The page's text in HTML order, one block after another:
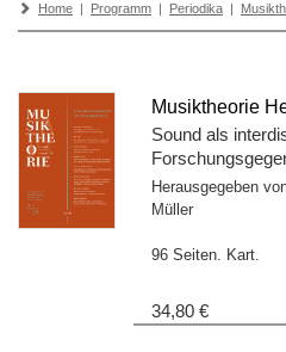
Home | Programm | Periodika |
Musiktheorie
Sound als
Herausgegeben
Müller
96 Seiten. Kart.
34,80 €